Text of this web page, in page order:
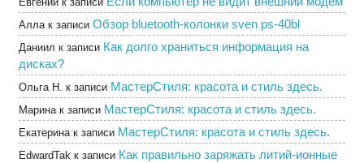
Алла к записи Обзор bluetooth-колонки sven ps-40bl
Даниил к записи Как долго храниться информация на
дисках?
Ольга Н. к записи МастерСтиля: красота и стиль здесь.
Марина к записи МастерСтиля: красота и стиль здесь.
Екатерина к записи МастерСтиля: красота и стиль здесь.
EdwardTak к записи Как правильно заряжать литий-ионные